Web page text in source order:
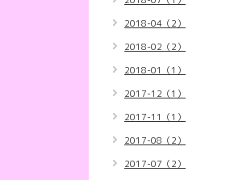
2018-04（2）
2018-02（2）
2018-01（1）
2017-12（1）
2017-11（1）
2017-08（2）
2017-07（2）